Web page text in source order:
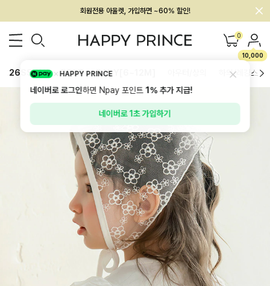
회원전용 아울렛, 가입하면 ~60% 할인!
멤버십 최대 28,000원 혜택 0
10,000
26SS 신상 BEST BABY[6~12M] 하의/레깅스
HAPPY PRINCE
네이버로 로그인하면 Npay 포인트1%추가 지급!
네이버로 1초 가입하기